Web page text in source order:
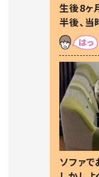
生後8ヶ
半後、
た本音と
ソファ